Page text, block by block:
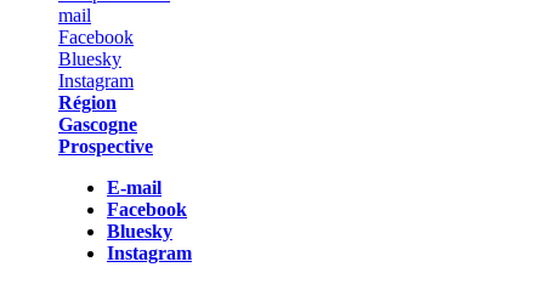
Région
Gascogne
Prospective
E-mail
Facebook
Bluesky
Instagram